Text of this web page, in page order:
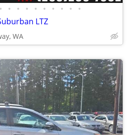
• • • • • • • • • •
LTZ
WA